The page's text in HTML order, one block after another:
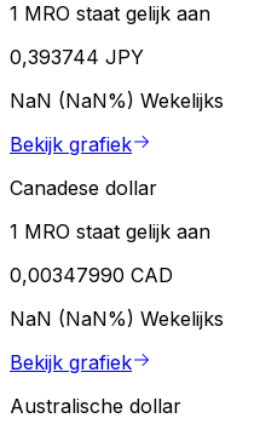
1 MRO staat gelijk aan
0,393744 JPY
NaN (NaN%) Wekelijks
Bekijk grafiek
Canadese dollar
1 MRO staat gelijk aan
0,00347990 CAD
NaN (NaN%) Wekelijks
Bekijk grafiek
Australische dollar